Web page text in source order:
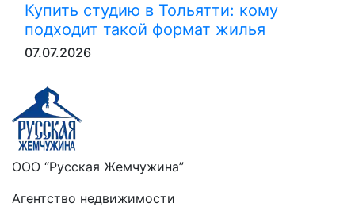
Купить студию в Тольятти: кому
подходит такой формат жилья
07.07.2026
ООО “Русская Жемчужина”
Агентство недвижимости